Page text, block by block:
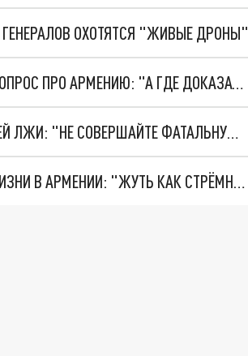
ОХОТЯТСЯ "ЖИВЫЕ ДРОНЫ"
АЛИЕВ ПОЩЕКОТАЛ НЕРВЫ БЛИНКЕНУ, УСЛЫШАВ ЕГО ВОПРОС ПРО АРМЕНИЮ: "А ГДЕ ДОКАЗАТЕЛЬСТВА?"
РОССИЯ УЛИЧИЛА РУКОВОДСТВО АРМЕНИИ В ВОПИЮЩЕЙ ЛЖИ: "НЕ СОВЕРШАЙТЕ ФАТАЛЬНУЮ ОШИБКУ"
РУССКАЯ РЕЛОКАНТКА РАССКАЗАЛА ВСЮ ПРАВДУ О ЖИЗНИ В АРМЕНИИ: "ЖУТЬ КАК СТРЁМНО"